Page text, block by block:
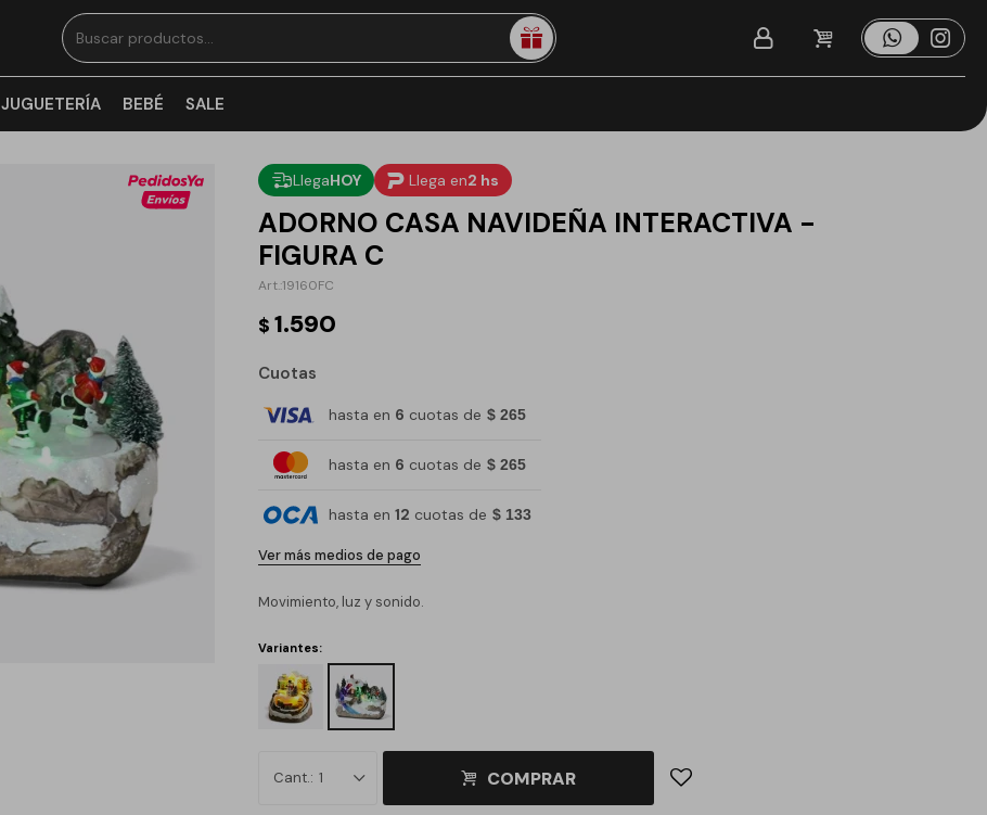
JUGUETERÍA BEBÉ SALE
LlegaHOY Llega en2 hs
ADORNO CASA NAVIDEÑA INTERACTIVA -
FIGURA C
19160FC
$ 1.590
Cuotas
hasta en 6 cuotas de $ 265
hasta en 6 cuotas de $ 265
hasta en 12 cuotas de $ 133
Ver más medios de pago
Movimiento, luz y sonido.
Variantes:
1 COMPRAR